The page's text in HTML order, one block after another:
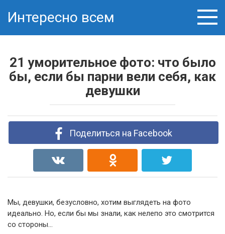
Интересно всем
21 уморительное фото: что было
бы, если бы парни вели себя, как
девушки
Поделиться на Facebook
Мы, девушки, безусловно, хотим выглядеть на фото
идеально. Но, если бы мы знали, как нелепо это смотрится
со стороны…